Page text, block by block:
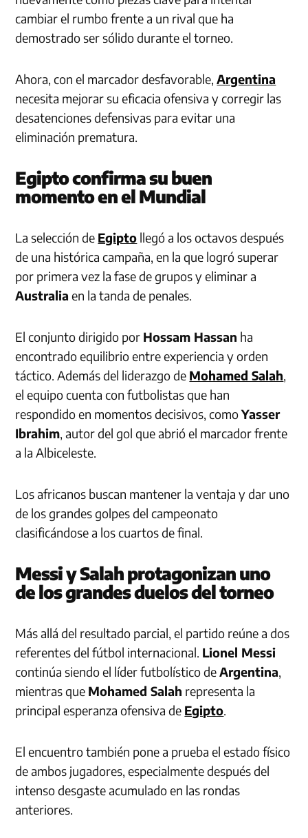
cambiar el rumbo frente a un rival que ha
demostrado ser sólido durante el torneo.
Ahora, con el marcador desfavorable,Argentina
necesita mejorar su eficacia ofensiva y corregir las
desatenciones defensivas para evitar una
eliminación prematura.
Egipto confirma su buen
momento en el Mundial
La selección de Egipto llegó a los octavos después
de una histórica campaña, en la que logró superar
por primera vez la fase de grupos y eliminar a
Australia en la tanda de penales.
El conjunto dirigido por Hossam Hassan ha
encontrado equilibrio entre experiencia y orden
táctico. Además del liderazgo de Mohamed Salah,
el equipo cuenta con futbolistas que han
respondido en momentos decisivos, comoYasser
Ibrahim, autor del gol que abrió el marcador frente
a la Albiceleste.
Los africanos buscan mantener la ventaja y dar uno
de los grandes golpes del campeonato
clasificándose a los cuartos de final.
Messi y Salah protagonizan uno
de los grandes duelos del torneo
Más allá del resultado parcial, el partido reúne a dos
referentes del fútbol internacional. Lionel Messi
continúa siendo el líder futbolístico deArgentina,
mientras que Mohamed Salah representa la
principal esperanza ofensiva de Egipto.
El encuentro también pone a prueba el estado físico
de ambos jugadores, especialmente después del
intenso desgaste acumulado en las rondas
anteriores.